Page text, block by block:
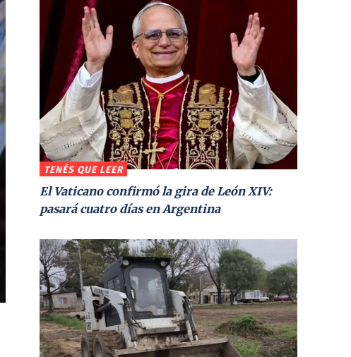
TENÉS QUE LEER
El Vaticano confirmó la gira de León XIV:
pasará cuatro días en Argentina